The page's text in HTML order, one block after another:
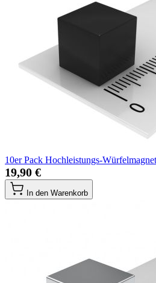
10er Pack Hochleistungs-
19,90 €
In den Warenkorb